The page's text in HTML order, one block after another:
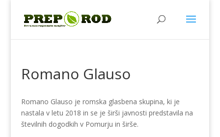
Romano Glauso
Romano Glauso je romska glasbena skupina, ki je
nastala v letu 2018 in se je širši javnosti predstavila na
številnih dogodkih v Pomurju in širše.